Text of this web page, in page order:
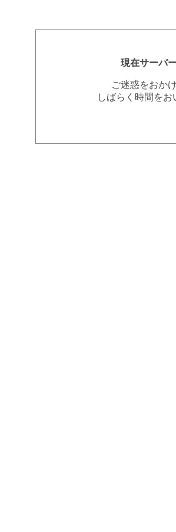
現在サーバ
ご迷惑をおか
しばらく時間を